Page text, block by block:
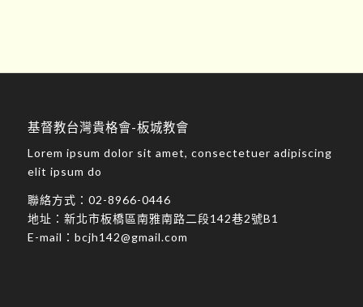
基督教台灣貴格會-板城教會
Lorem ipsum dolor sit amet, consectetuer adipiscing
elit ipsum do
聯絡方式： 02-8966-0446
地址： 新北市板橋區南雅南路二段142巷2號B1
E-mail： bcjh142@gmail.com